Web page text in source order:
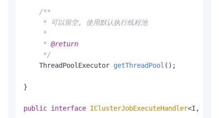
/**
     * 可以留空, 使用默认执行线程池
     *
     *
@return
     */
    ThreadPoolExecutor
getThreadPool () ;
}
public interface IClusterJobExecuteHandler<I, O>